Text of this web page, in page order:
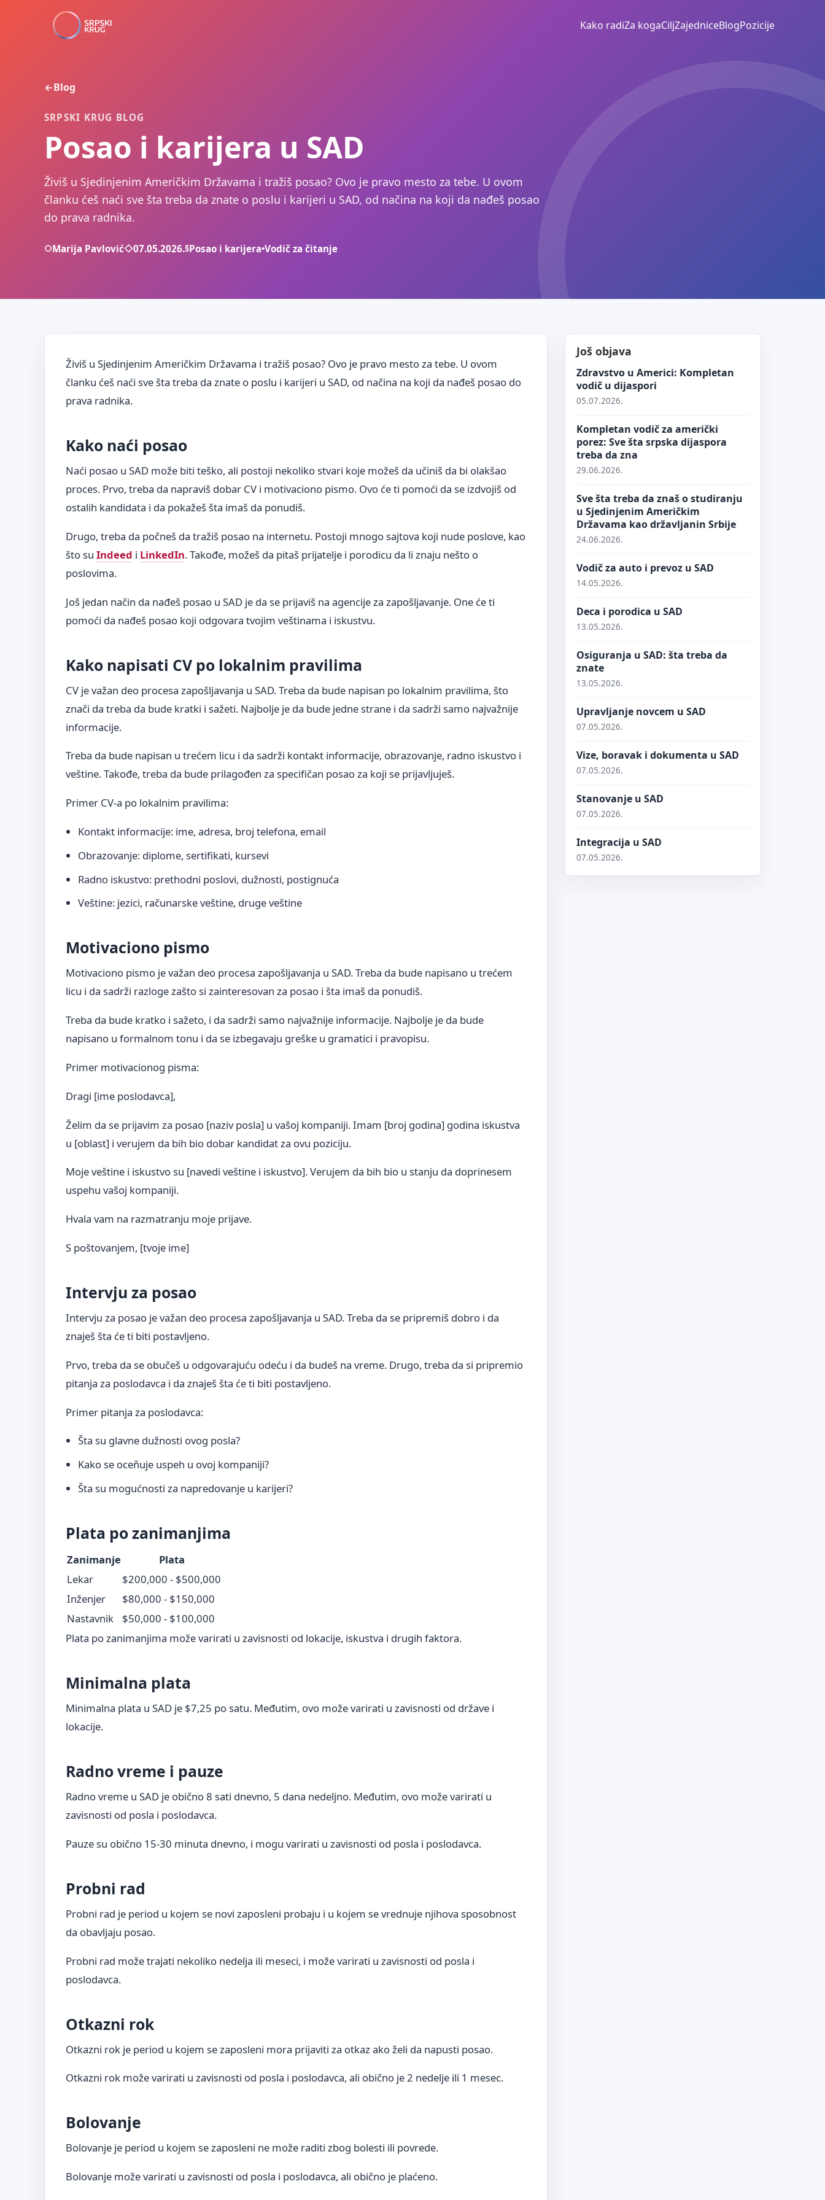
Kako radiZa kogaCiljZajedniceBlogPozicije
←Blog
SRPSKI KRUG BLOG
Posao i karijera u SAD
Živiš u Sjedinjenim Američkim Državama i tražiš posao? Ovo je pravo mesto za tebe. U ovom
članku ćeš naći sve šta treba da znate o poslu i karijeri u SAD, od načina na koji da nađeš posao
do prava radnika.
○Marija Pavlović◇07.05.2026.§Posao i karijera•Vodič za čitanje
Živiš u Sjedinjenim Američkim Državama i tražiš posao? Ovo je pravo mesto za tebe. U ovom
članku ćeš naći sve šta treba da znate o poslu i karijeri u SAD, od načina na koji da nađeš posao do
prava radnika.
Kako naći posao
Naći posao u SAD može biti teško, ali postoji nekoliko stvari koje možeš da učiniš da bi olakšao
proces. Prvo, treba da napraviš dobar CV i motivaciono pismo. Ovo će ti pomoći da se izdvojiš od
ostalih kandidata i da pokažeš šta imaš da ponudiš.
Drugo, treba da počneš da tražiš posao na internetu. Postoji mnogo sajtova koji nude poslove, kao
što su Indeed i LinkedIn. Takođe, možeš da pitaš prijatelje i porodicu da li znaju nešto o
poslovima.
Još jedan način da nađeš posao u SAD je da se prijaviš na agencije za zapošljavanje. One će ti
pomoći da nađeš posao koji odgovara tvojim veštinama i iskustvu.
Kako napisati CV po lokalnim pravilima
CV je važan deo procesa zapošljavanja u SAD. Treba da bude napisan po lokalnim pravilima, što
znači da treba da bude kratki i sažeti. Najbolje je da bude jedne strane i da sadrži samo najvažnije
informacije.
Treba da bude napisan u trećem licu i da sadrži kontakt informacije, obrazovanje, radno iskustvo i
veštine. Takođe, treba da bude prilagođen za specifičan posao za koji se prijavljuješ.
Primer CV-a po lokalnim pravilima:
Kontakt informacije: ime, adresa, broj telefona, email
Obrazovanje: diplome, sertifikati, kursevi
Radno iskustvo: prethodni poslovi, dužnosti, postignuća
Veštine: jezici, računarske veštine, druge veštine
Motivaciono pismo
Motivaciono pismo je važan deo procesa zapošljavanja u SAD. Treba da bude napisano u trećem
licu i da sadrži razloge zašto si zainteresovan za posao i šta imaš da ponudiš.
Treba da bude kratko i sažeto, i da sadrži samo najvažnije informacije. Najbolje je da bude
napisano u formalnom tonu i da se izbegavaju greške u gramatici i pravopisu.
Primer motivacionog pisma:
Dragi [ime poslodavca],
Želim da se prijavim za posao [naziv posla] u vašoj kompaniji. Imam [broj godina] godina iskustva
u [oblast] i verujem da bih bio dobar kandidat za ovu poziciju.
Moje veštine i iskustvo su [navedi veštine i iskustvo]. Verujem da bih bio u stanju da doprinesem
uspehu vašoj kompaniji.
Hvala vam na razmatranju moje prijave.
S poštovanjem, [tvoje ime]
Intervju za posao
Intervju za posao je važan deo procesa zapošljavanja u SAD. Treba da se pripremiš dobro i da
znaješ šta će ti biti postavljeno.
Prvo, treba da se obučeš u odgovarajuću odeću i da budeš na vreme. Drugo, treba da si pripremio
pitanja za poslodavca i da znaješ šta će ti biti postavljeno.
Primer pitanja za poslodavca:
Šta su glavne dužnosti ovog posla?
Kako se oceňuje uspeh u ovoj kompaniji?
Šta su mogućnosti za napredovanje u karijeri?
Plata po zanimanjima
Zanimanje
Plata
Lekar
$200,000 - $500,000
Inženjer
$80,000 - $150,000
Nastavnik
$50,000 - $100,000
Plata po zanimanjima može varirati u zavisnosti od lokacije, iskustva i drugih faktora.
Minimalna plata
Minimalna plata u SAD je $7,25 po satu. Međutim, ovo može varirati u zavisnosti od države i
lokacije.
Radno vreme i pauze
Radno vreme u SAD je obično 8 sati dnevno, 5 dana nedeljno. Međutim, ovo može varirati u
zavisnosti od posla i poslodavca.
Pauze su obično 15-30 minuta dnevno, i mogu varirati u zavisnosti od posla i poslodavca.
Probni rad
Probni rad je period u kojem se novi zaposleni probaju i u kojem se vrednuje njihova sposobnost
da obavljaju posao.
Probni rad može trajati nekoliko nedelja ili meseci, i može varirati u zavisnosti od posla i
poslodavca.
Otkazni rok
Otkazni rok je period u kojem se zaposleni mora prijaviti za otkaz ako želi da napusti posao.
Otkazni rok može varirati u zavisnosti od posla i poslodavca, ali obično je 2 nedelje ili 1 mesec.
Bolovanje
Bolovanje je period u kojem se zaposleni ne može raditi zbog bolesti ili povrede.
Bolovanje može varirati u zavisnosti od posla i poslodavca, ali obično je plaćeno.
Još objava
Zdravstvo u Americi: Kompletan
vodič u dijaspori
05.07.2026.
Kompletan vodič za američki
porez: Sve šta srpska dijaspora
treba da zna
29.06.2026.
Sve šta treba da znaš o studiranju
u Sjedinjenim Američkim
Državama kao državljanin Srbije
24.06.2026.
Vodič za auto i prevoz u SAD
14.05.2026.
Deca i porodica u SAD
13.05.2026.
Osiguranja u SAD: šta treba da
znate
13.05.2026.
Upravljanje novcem u SAD
07.05.2026.
Vize, boravak i dokumenta u SAD
07.05.2026.
Stanovanje u SAD
07.05.2026.
Integracija u SAD
07.05.2026.